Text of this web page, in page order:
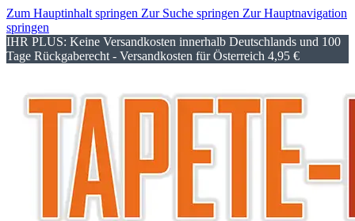
Zum Hauptinhalt springen Zur Suche springen Zur Hauptnavigation
springen
IHR PLUS: Keine Versandkosten innerhalb Deutschlands und 100
Tage Rückgaberecht - Versandkosten für Österreich 4,95 €